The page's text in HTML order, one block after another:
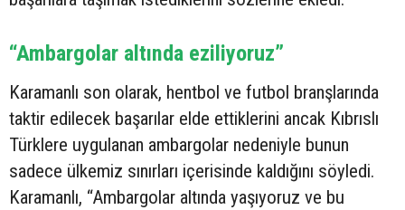
“Ambargolar altında eziliyoruz”
Karamanlı son olarak, hentbol ve futbol branşlarında
taktir edilecek başarılar elde ettiklerini ancak Kıbrıslı
Türklere uygulanan ambargolar nedeniyle bunun
sadece ülkemiz sınırları içerisinde kaldığını söyledi.
Karamanlı, “Ambargolar altında yaşıyoruz ve bu